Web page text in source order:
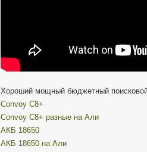
Хороший мощный бюджетный
Convoy C8+
Convoy C8+ разные на Али
АКБ 18650
АКБ 18650 на Али